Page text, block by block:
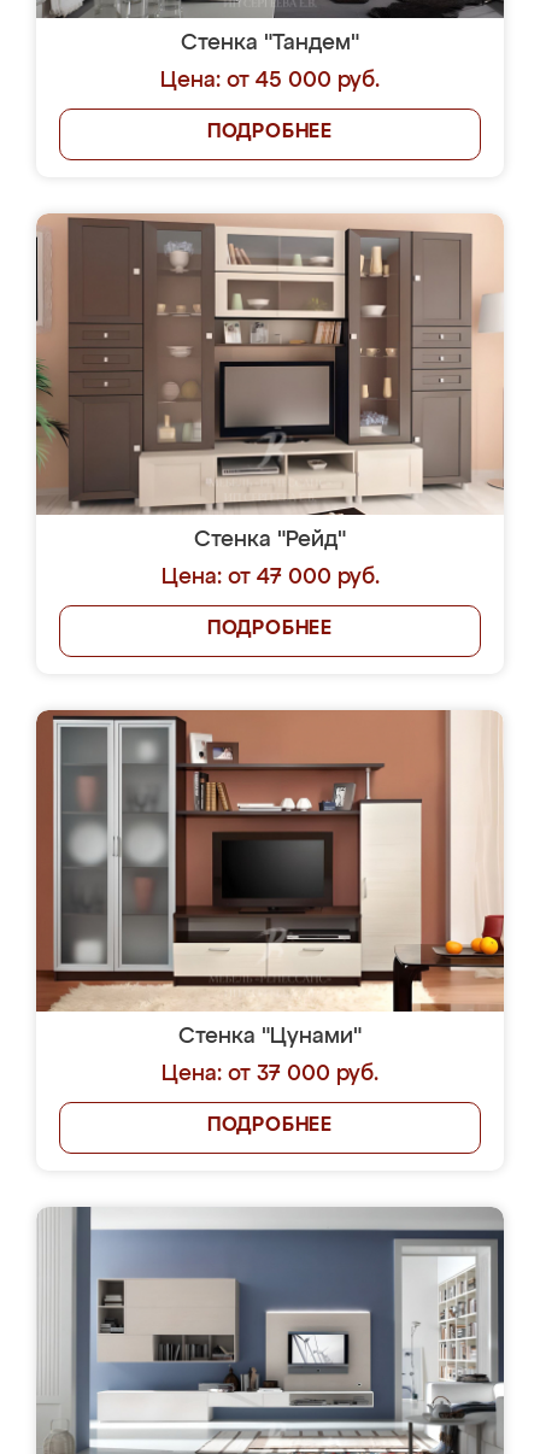
Стенка "Тандем"
Цена: от 45 000 руб.
ПОДРОБНЕЕ
Стенка "Рейд"
Цена: от 47 000 руб.
ПОДРОБНЕЕ
Стенка "Цунами"
Цена: от 37 000 руб.
ПОДРОБНЕЕ